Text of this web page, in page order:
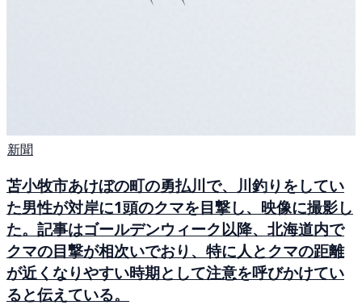
新聞
苫小牧市あけぼの町の勇払川で、川釣りをしてい
た男性が対岸に1頭のクマを目撃し、映像に撮影し
た。記事はゴールデンウィーク以降、北海道内で
クマの目撃が相次いでおり、特に人とクマの距離
が近くなりやすい時期として注意を呼びかけてい
ると伝えている。